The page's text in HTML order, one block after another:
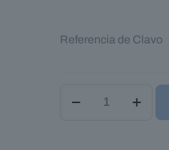
Referencia de Clavo